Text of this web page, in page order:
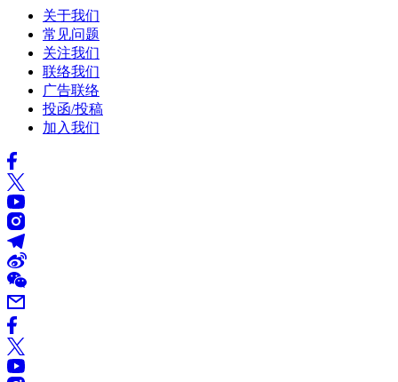
关于我们
常见问题
关注我们
联络我们
广告联络
投函/投稿
加入我们